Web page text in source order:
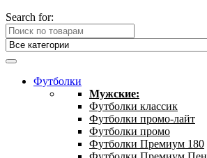
Search for:
Футболки
Мужские:
Футболки классик
Футболки промо-лайт
Футболки промо
Футболки Премиум 180